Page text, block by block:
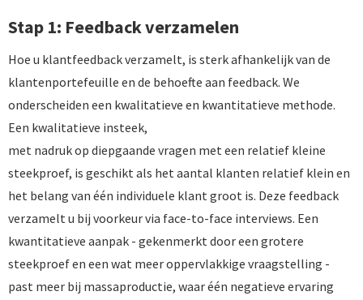
Stap 1: Feedback verzamelen
Hoe u klantfeedback verzamelt, is sterk afhankelijk van de
klantenportefeuille en de behoefte aan feedback. We
onderscheiden een kwalitatieve en kwantitatieve methode.
Een kwalitatieve insteek,
met nadruk op diepgaande vragen met een relatief kleine
steekproef, is geschikt als het aantal klanten relatief klein en
het belang van één individuele klant groot is. Deze feedback
verzamelt u bij voorkeur via face-to-face interviews. Een
kwantitatieve aanpak - gekenmerkt door een grotere
steekproef en een wat meer oppervlakkige vraagstelling -
past meer bij massaproductie, waar één negatieve ervaring